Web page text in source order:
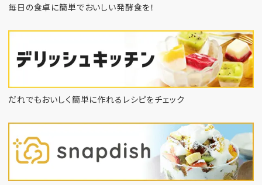
毎日の食卓に簡単でおいしい発酵食を！
だれでもおいしく簡単に作れるレシピをチェック